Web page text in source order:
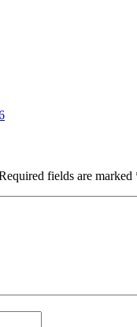
fields are marked